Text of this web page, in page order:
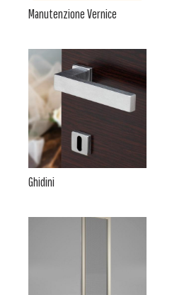
Manutenzione Vernice
Ghidini